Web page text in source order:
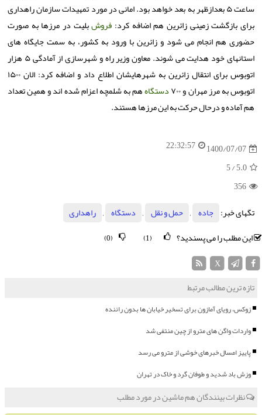
ساعت ۵ بعدازظهر به بعد خواهد بود. امانی در مورد تمهیدات سازمان راهداری
برای بازگشت زمینی زائرین هم اضافه کرد:فروشبلیت در مرزها به صورت
حضوری هم انجام می شود و زائرین با ورود به کشور، به سمت جایگاه های
استانهای خود هدایت می شوند. معاون وزیر راه و شهرسازی از آمادگی ۵ هزار
اتوبوس برای انتقال زائرین به شهرهایشان اطلاع داد و اضافه کرد: الان ۱۵۰۰
اتوبوس به مرز مهران و ۷۰۰
دستگاههم به شلمچه اعزام شده اند و همین تعداد
هم آماده و درحال حرکت به این مرزها هستند.
1400/07/07
22:32:57
5.0
/ 5
356
تگهای خبر:
جاده , حمل و نقل , دستگاه ,
راهداری
این مطلب را می پسندید؟
(0)
تازه ترین مطالب مرتبط
زوکس، رویای آمازون برای تسخیر خیابان ها بدون راننده
واردات واگن های مترو از چین منتفی شد
پاییز امسال خبرهای خوشی از مترو می رسد
وزش باد شدید و طوفان گرد و خاک در تهران
نظرات بینندگان هم ماشین در مورد مطلب